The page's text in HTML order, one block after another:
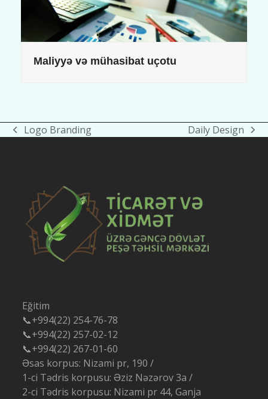
Maliyyə və mühasibat uçotu
previous
Logo Branding
next
Daily Design
Eğitim
📞+994(22) 254-76-78
📞+994(22) 257-02-12
📞+994(22) 267-01-60
Əsas korpus: Nizami pr, 190 /
1-ci Tədris korpusu: Əziz Nəzərov 3a /
2-ci Tədris korpusu: Nizami pr 44, Ganja